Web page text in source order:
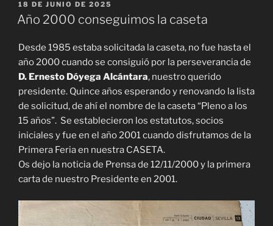
PUBLICADO
EL
18 DE JUNIO DE 2025
Año 2000 conseguimos la caseta
Desde 1985 estaba solicitada la caseta, no fue hasta el
año 2000 cuando se consiguió por la perseverancia de
D. Ernesto Dóyega Alcántara, nuestro querido
presidente. Quince años esperando y renovando la lista
de solicitud, de ahí el nombre de la caseta “Pleno a los
15 años”. Se establecieron los estatutos, socios
iniciales y fue en el año 2001 cuando disfrutamos de la
Primera Feria en nuestra CASETA.
Os dejo la noticia de Prensa de 12/11/2000 y la primera
carta de nuestro Presidente en 2001.